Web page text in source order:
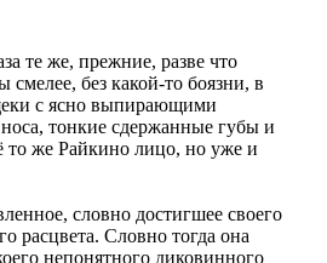
те же, прежние, разве что
смелее, без какой-то боязни, в
с ясно выпирающими
тонкие сдержанные губы и
то же Райкино лицо, но уже и
словно достигшее своего
расцвета. Словно тогда она
непонятного диковинного